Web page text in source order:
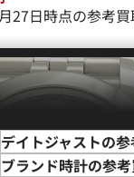
27日時点の参考
デイトジャストの
ブランド時計の参